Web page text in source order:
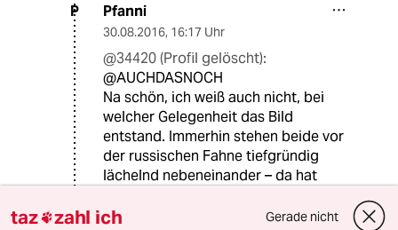
P Pfanni
30.08.2016, 16:17 Uhr
@34420 (Profil gelöscht):
@AUCHDASNOCH
Na schön, ich weiß auch nicht, bei
welcher Gelegenheit das Bild
entstand. Immerhin stehen beide vor
der russischen Fahne tiefgründig
lächelnd nebeneinander – da hat
Sie den Beitrag noch einmal
taz zahl ich Gerade nicht